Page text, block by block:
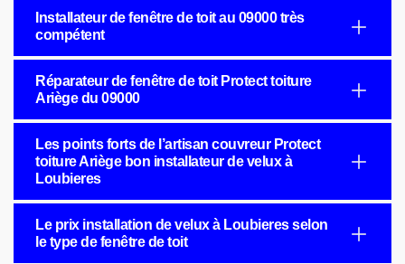
Installateur de fenêtre de toit au 09000 très
compétent
Réparateur de fenêtre de toit Protect toiture
Ariège du 09000
Les points forts de l’artisan couvreur Protect
toiture Ariège bon installateur de velux à
Loubieres
Le prix installation de velux à Loubieres selon
le type de fenêtre de toit